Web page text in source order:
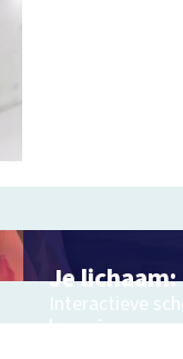
Je
Interactieve
langs je